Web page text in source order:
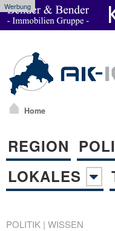
Werbung
Home
REGION
LOKALES
POLITIK | WISSEN